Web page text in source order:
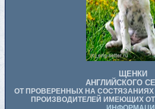
ЩЕНКИ
АНГЛИЙСКОГО
ОТ ПРОВЕРЕННЫХ НА
ПРОИЗВОДИТЕЛЕЙ ИМЕЮЩИХ